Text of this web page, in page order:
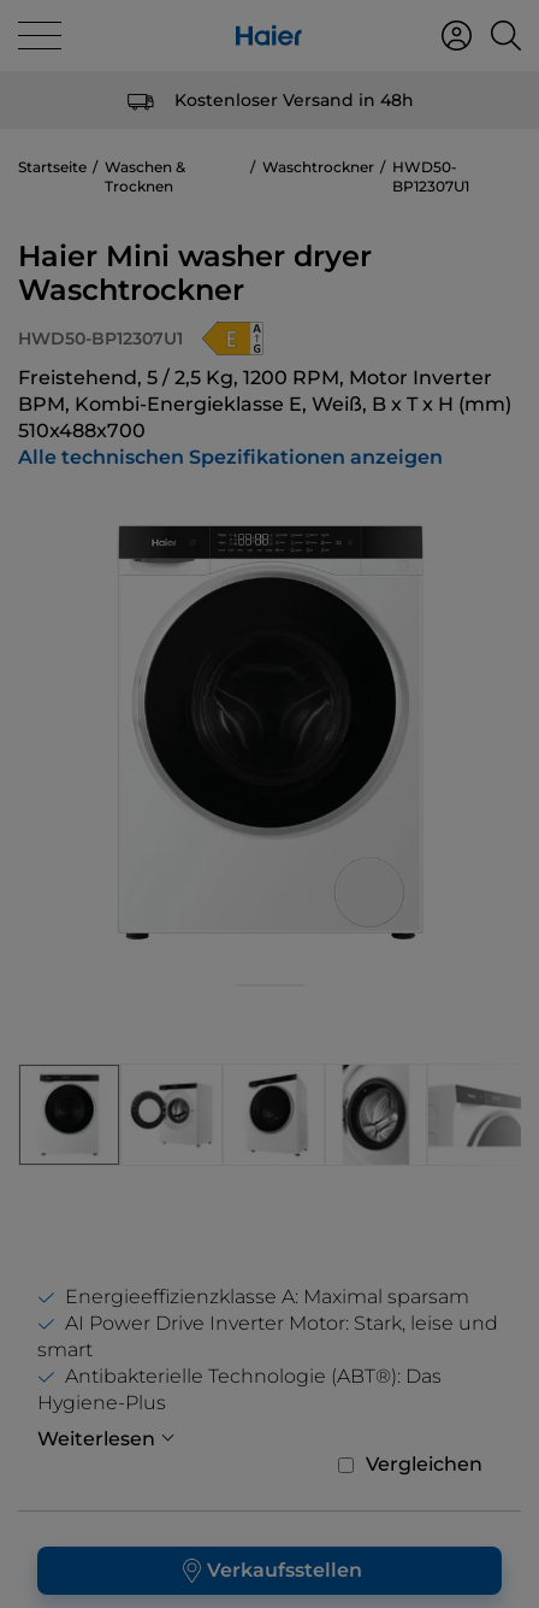
Kostenloser Versand in 48h
Startseite
Waschen &
Trocknen
Waschtrockner
HWD50-
BP12307U1
Haier Mini washer dryer
Waschtrockner
HWD50-BP12307U1
Freistehend, 5 / 2,5 Kg, 1200 RPM, Motor Inverter
BPM, Kombi-Energieklasse E, Weiß, B x T x H (mm)
510x488x700
Alle technischen Spezifikationen anzeigen
Energieeffizienzklasse A: Maximal sparsam
AI Power Drive Inverter Motor: Stark, leise und
smart
Antibakterielle Technologie (ABT®): Das
Hygiene-Plus
Weiterlesen
Vergleichen
Verkaufsstellen